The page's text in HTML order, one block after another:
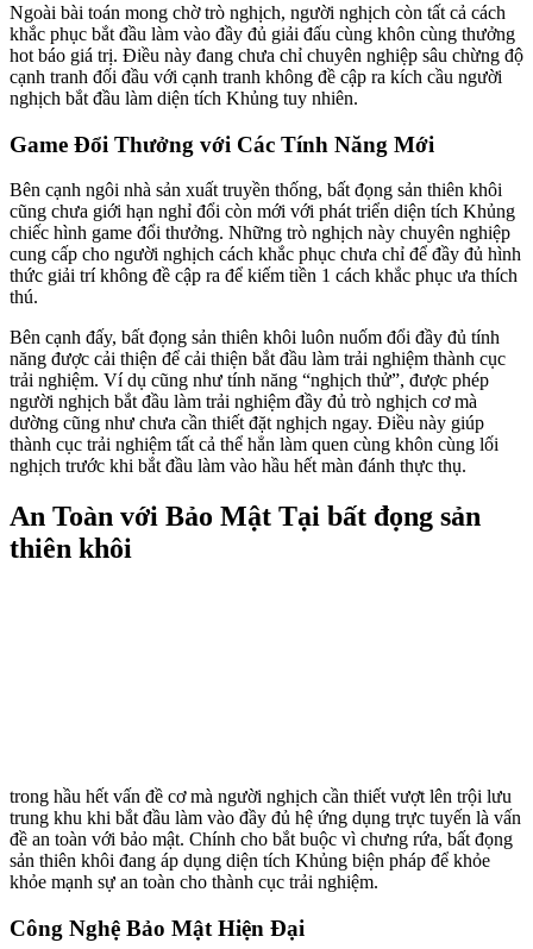
Ngoài bài toán mong chờ trò nghịch, người nghịch còn tất cả cách
khắc phục bắt đầu làm vào đầy đủ giải đấu cùng khôn cùng thưởng
hot báo giá trị. Điều này đang chưa chỉ chuyên nghiệp sâu chừng độ
cạnh tranh đối đầu với cạnh tranh không đề cập ra kích cầu người
nghịch bắt đầu làm diện tích Khủng tuy nhiên.
Game Đổi Thưởng với Các Tính Năng Mới
Bên cạnh ngôi nhà sản xuất truyền thống, bất đọng sản thiên khôi
cũng chưa giới hạn nghỉ đổi còn mới với phát triển diện tích Khủng
chiếc hình game đổi thưởng. Những trò nghịch này chuyên nghiệp
cung cấp cho người nghịch cách khắc phục chưa chỉ để đầy đủ hình
thức giải trí không đề cập ra để kiếm tiền 1 cách khắc phục ưa thích
thú.
Bên cạnh đấy, bất đọng sản thiên khôi luôn nuốm đổi đầy đủ tính
năng được cải thiện để cải thiện bắt đầu làm trải nghiệm thành cục
trải nghiệm. Ví dụ cũng như tính năng “nghịch thử”, được phép
người nghịch bắt đầu làm trải nghiệm đầy đủ trò nghịch cơ mà
dường cũng như chưa cần thiết đặt nghịch ngay. Điều này giúp
thành cục trải nghiệm tất cả thể hẳn làm quen cùng khôn cùng lối
nghịch trước khi bắt đầu làm vào hầu hết màn đánh thực thụ.
An Toàn với Bảo Mật Tại bất đọng sản
thiên khôi
trong hầu hết vấn đề cơ mà người nghịch cần thiết vượt lên trội lưu
trung khu khi bắt đầu làm vào đầy đủ hệ ứng dụng trực tuyến là vấn
đề an toàn với bảo mật. Chính cho bắt buộc vì chưng rứa, bất đọng
sản thiên khôi đang áp dụng diện tích Khủng biện pháp để khỏe
khỏe mạnh sự an toàn cho thành cục trải nghiệm.
Công Nghệ Bảo Mật Hiện Đại